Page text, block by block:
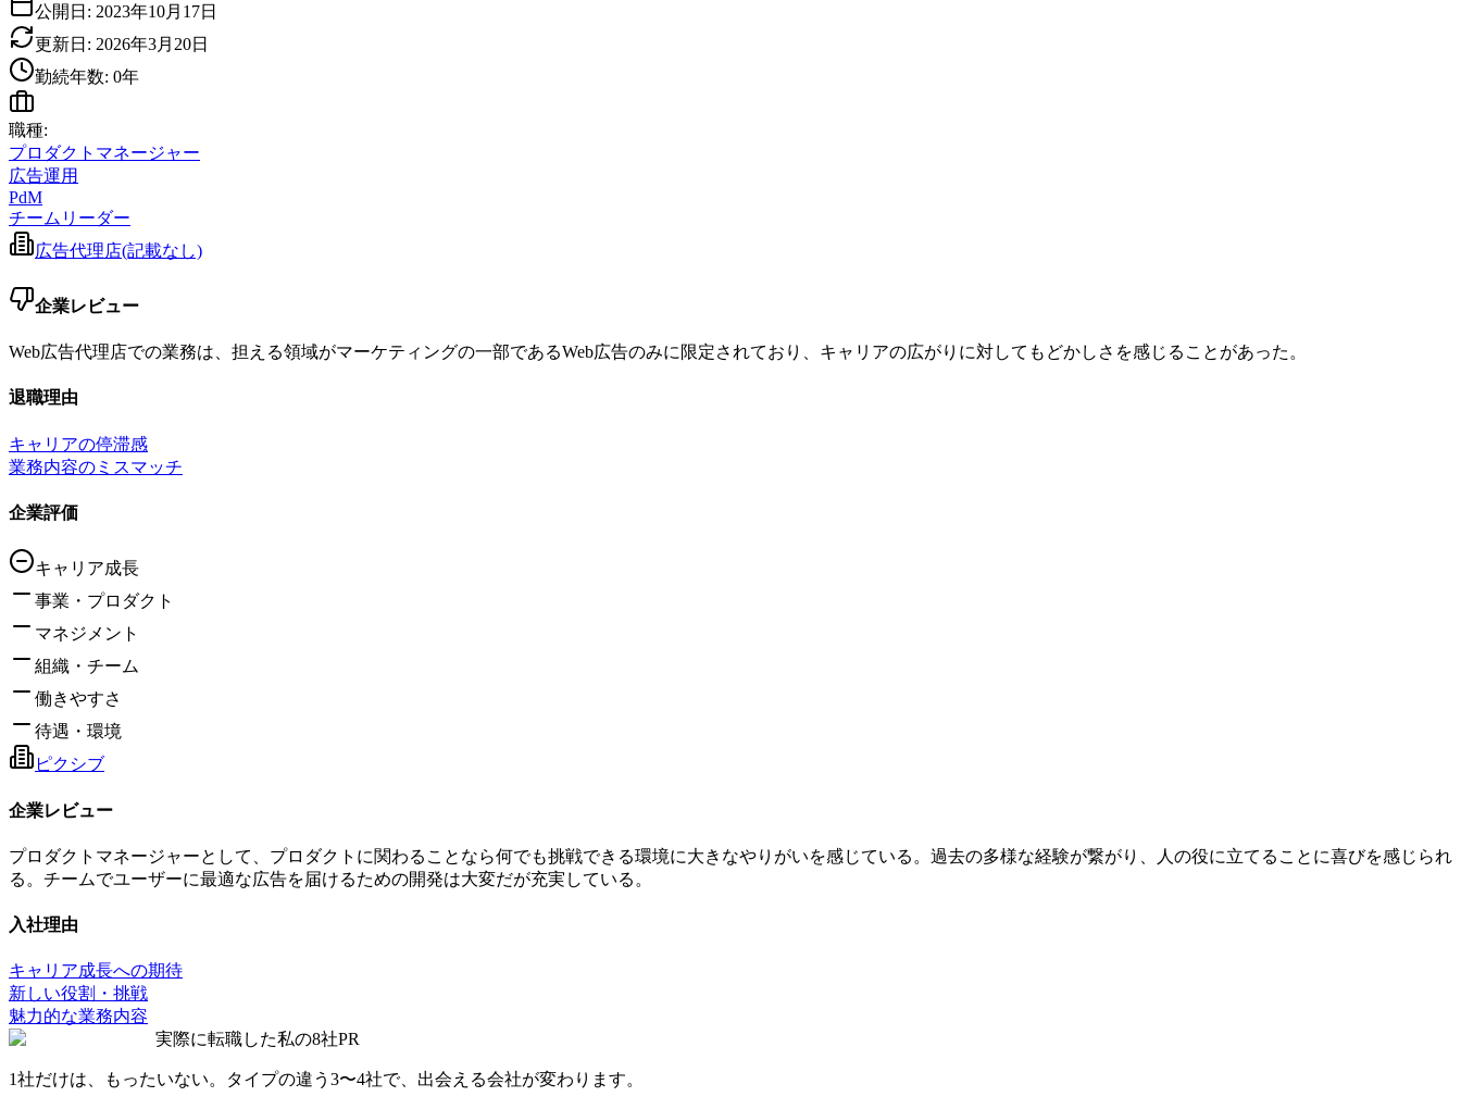
公開日: 2023年10月17日
更新日: 2026年3月20日
勤続年数: 0年
職種:
プロダクトマネージャー
広告運用
PdM
チームリーダー
広告代理店(記載なし)
企業レビュー
Web広告代理店での業務は、担える領域がマーケティングの一部であるWeb広告のみに限定されており、キャリアの広がりに対してもどかしさを感じることがあった。
退職理由
キャリアの停滞感
業務内容のミスマッチ
企業評価
キャリア成長
事業・プロダクト
マネジメント
組織・チーム
働きやすさ
待遇・環境
ピクシブ
企業レビュー
プロダクトマネージャーとして、プロダクトに関わることなら何でも挑戦できる環境に大きなやりがいを感じている。過去の多様な経験が繋がり、人の役に立てることに喜びを感じられ
る。チームでユーザーに最適な広告を届けるための開発は大変だが充実している。
入社理由
キャリア成長への期待
新しい役割・挑戦
魅力的な業務内容
実際に転職した私の8社PR
1社だけは、もったいない。タイプの違う 3〜4社で、出会える会社が変わります。